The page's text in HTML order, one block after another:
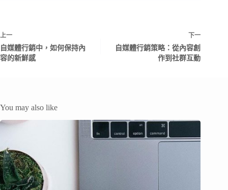
上一
自媒體行銷中，如何保持內
容的新鮮感
下一
自媒體行銷策略：從內容創
作到社群互動
You may also like